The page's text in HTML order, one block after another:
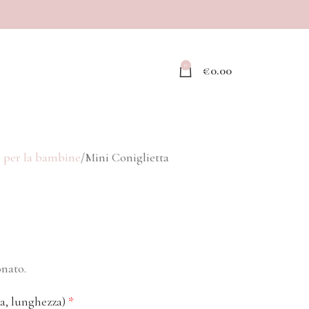
0 €0.00
per la bambine Mini Coniglietta
lunghezza) *